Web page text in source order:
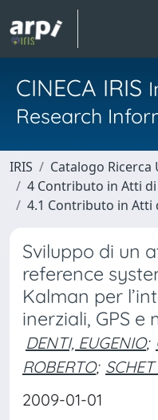
CINECA IRIS
Research
IRIS
Catalogo Ricerca
4 Contributo in Atti
4.1 Contributo in Atti
Sviluppo di un
reference
Kalman per
inerziali, GPS
DENTI, EUGENIO;
ROBERTO;
2009-01-01